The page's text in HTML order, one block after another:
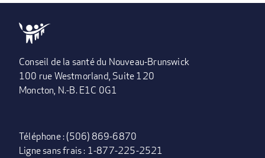
Conseil de la santé du Nouveau-Brunswick
100 rue Westmorland, Suite 120
Moncton, N.-B. E1C 0G1
Téléphone : (506) 869-6870
Ligne sans frais : 1-877-225-2521